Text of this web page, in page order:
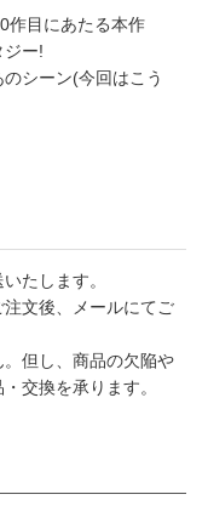
作目にあたる本作
ジー!
シーン(今回はこう
たします。
文後、メールにてご
但し、商品の欠陥や
交換を承ります。